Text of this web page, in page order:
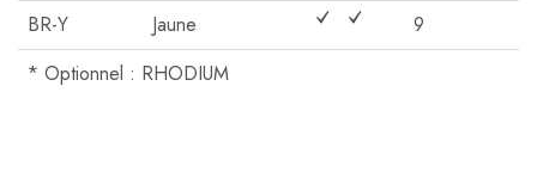
BR-Y
Jaune
9
* Optionnel : RHODIUM